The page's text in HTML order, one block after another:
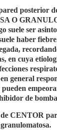
posterior
O
suele ser
haber
en cuya
general
de
CENTOR